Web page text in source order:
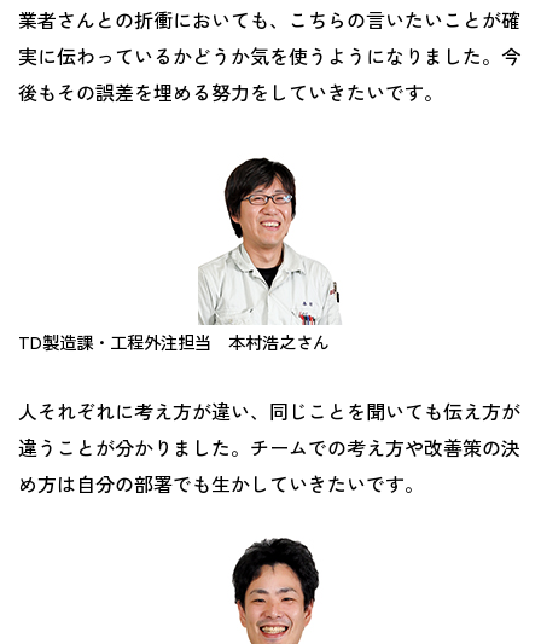
業者さんとの折衝においても、こちらの言いたいことが確
実に伝わっているかどうか気を使うようになりました。今
後もその誤差を埋める努力をしていきたいです。
TD製造課・工程外注担当 本村浩之さん
人それぞれに考え方が違い、同じことを聞いても伝え方が
違うことが分かりました。チームでの考え方や改善策の決
め方は自分の部署でも生かしていきたいです。